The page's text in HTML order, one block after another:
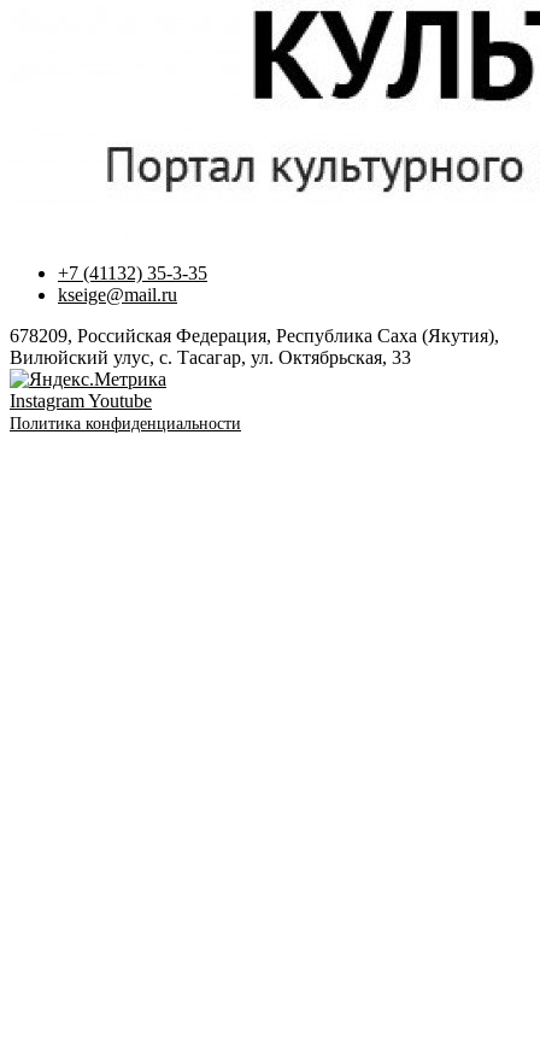
+7 (41132) 35-3-35
kseige@mail.ru
678209, Российская Федерация, Республика Саха (Якутия),
Вилюйский улус, с. Тасагар, ул. Октябрьская, 33
InstagramYoutube
Политика конфиденциальности